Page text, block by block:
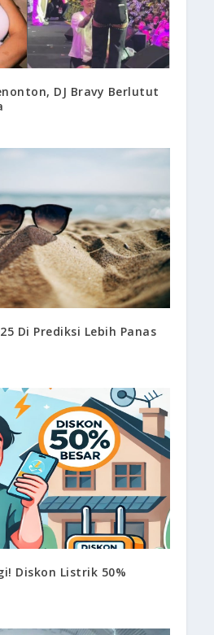
DJ Bravy Berlutut
Di Prediksi Lebih Panas
Diskon Listrik 50%